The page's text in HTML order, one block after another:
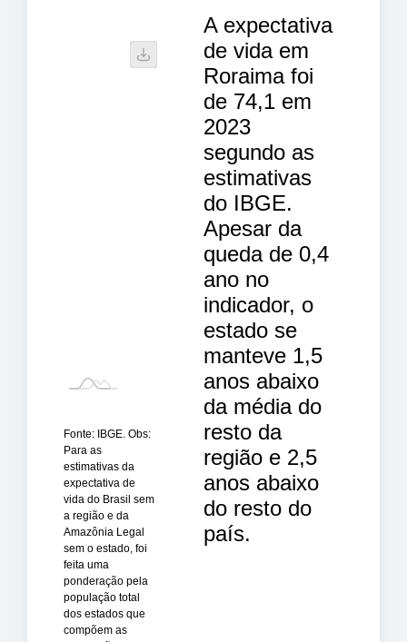
Fonte: IBGE. Obs:
Para as
estimativas da
expectativa de
vida do Brasil sem
a região e da
Amazônia Legal
sem o estado, foi
feita uma
ponderação pela
população total
dos estados que
compõem as
A expectativa
de vida em
Roraima foi
de 74,1 em
2023
segundo as
estimativas
do IBGE.
Apesar da
queda de 0,4
ano no
indicador, o
estado se
manteve 1,5
anos abaixo
da média do
resto da
região e 2,5
anos abaixo
do resto do
país.